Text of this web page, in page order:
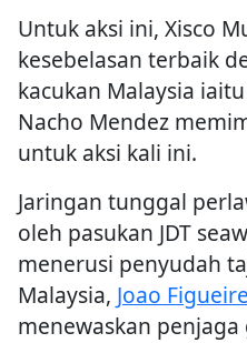
Untuk aksi ini, Xisco
kesebelasan terbaik
kacukan Malaysia
Nacho Mendez
untuk aksi kali ini.
Jaringan tunggal
oleh pasukan JDT
menerusi penyudah
Malaysia, Joao
menewaskan penjaga